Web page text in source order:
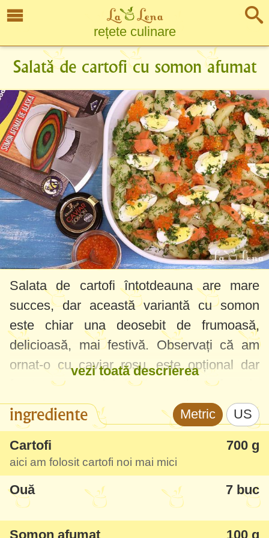
rețete culinare
Salată de cartofi cu somon afumat
Salata de cartofi întotdeauna are mare
succes, dar această variantă cu somon
este chiar una deosebit de frumoasă,
delicioasă, mai festivă. Observați că am
ornat-o cu caviar roșu, este opțional dar
foarte recomandat dacă o vreți cu efect de
"Oau!". Îmi place foarte mult dressingul,
deși nu-i maioneză, se potrivește minunat
cu cartofii și peștele, este fresh și mult mai
light.
În această variantă a salatei de cartofi cu
vezi toată descrierea
ingrediente Metric US
Cartofi 700 g
aici am folosit cartofi noi mai mici
Ouă 7 buc
Somon afumat 100 g